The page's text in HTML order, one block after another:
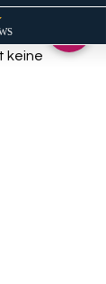
eine Pause
keine